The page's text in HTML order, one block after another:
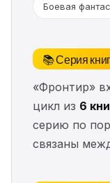
Боевая
📚 Серия
«Фронтир»
цикл из 6
серию по
связаны